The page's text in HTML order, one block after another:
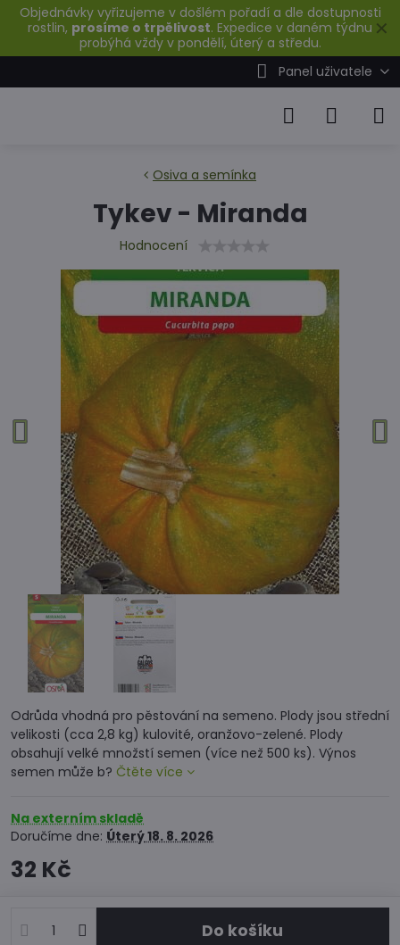
✕
Objednávky vyřizujeme v došlém pořadí a dle dostupnosti
rostlin, prosíme o trpělivost. Expedice v daném týdnu
probýhá vždy v pondělí, úterý a středu.
Panel uživatele
Osiva a semínka
Tykev - Miranda
Hodnocení
Odrůda vhodná pro pěstování na semeno. Plody jsou střední
velikosti (cca 2,8 kg) kulovité, oranžovo-zelené. Plody
obsahují velké množstí semen (více než 500 ks). Výnos
semen může b? Čtěte více
Na externím skladě
Doručíme dne: Úterý18. 8. 2026
32 Kč
Do košíku